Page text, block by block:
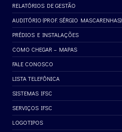
RELATÓRIOS DE GESTÃO
AUDITÓRIO (PROF. SÉRGIO MASCARENHAS)
PRÉDIOS E INSTALAÇÕES
COMO CHEGAR – MAPAS
FALE CONOSCO
LISTA TELEFÔNICA
SISTEMAS IFSC
SERVIÇOS IFSC
LOGOTIPOS